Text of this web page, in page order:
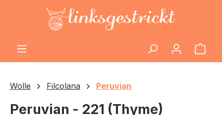
Zum Hauptinhalt springen
Wolle Filcolana Peruvian
Peruvian - 221 (Thyme)